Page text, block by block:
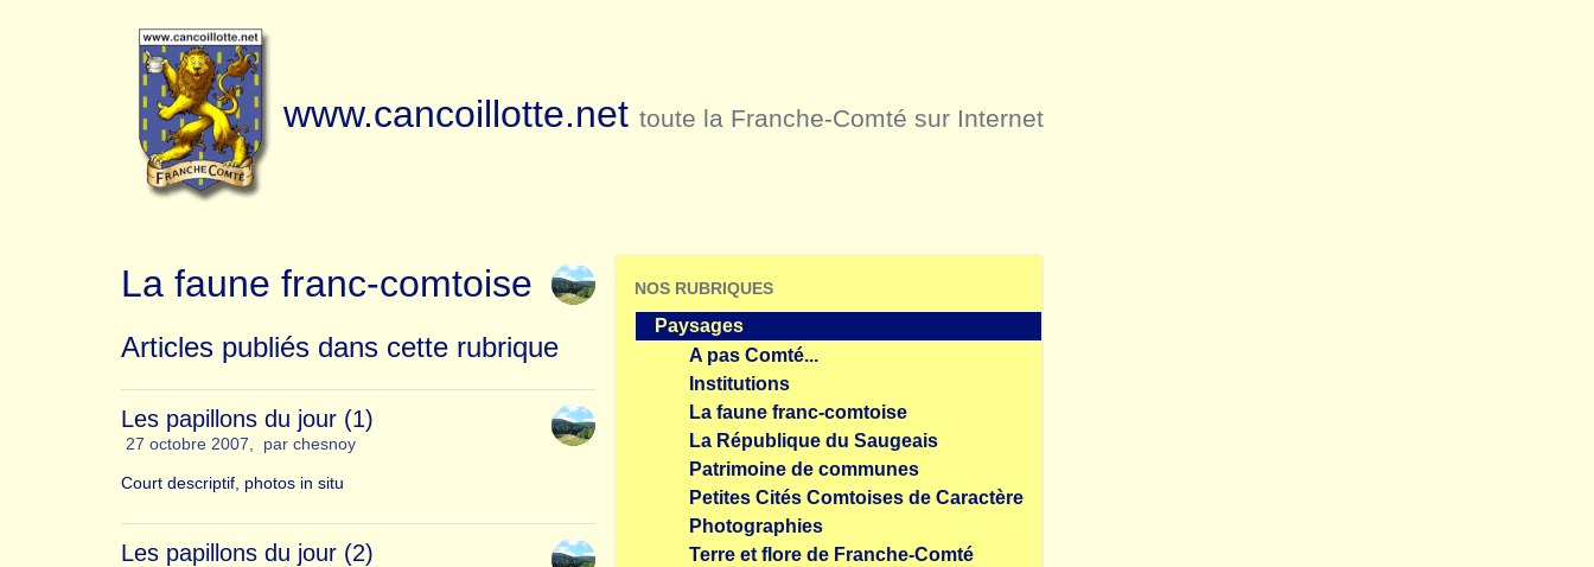
www.cancoillotte.net toute la Franche-Comté sur Internet
La faune franc-comtoise
Articles publiés dans cette rubrique
Les papillons du jour (1)
27 octobre 2007, par chesnoy
Court descriptif, photos in situ
Les papillons du jour (2)
NOS RUBRIQUES
Paysages
A pas Comté...
Institutions
La faune franc-comtoise
La République du Saugeais
Patrimoine de communes
Petites Cités Comtoises de Caractère
Photographies
Terre et flore de Franche-Comté